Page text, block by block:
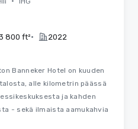
800 ft²• 2022
Banneker Hotel on kuuden
alle kilometrin päässä
ja kahden
- sekä ilmaista aamukahvia